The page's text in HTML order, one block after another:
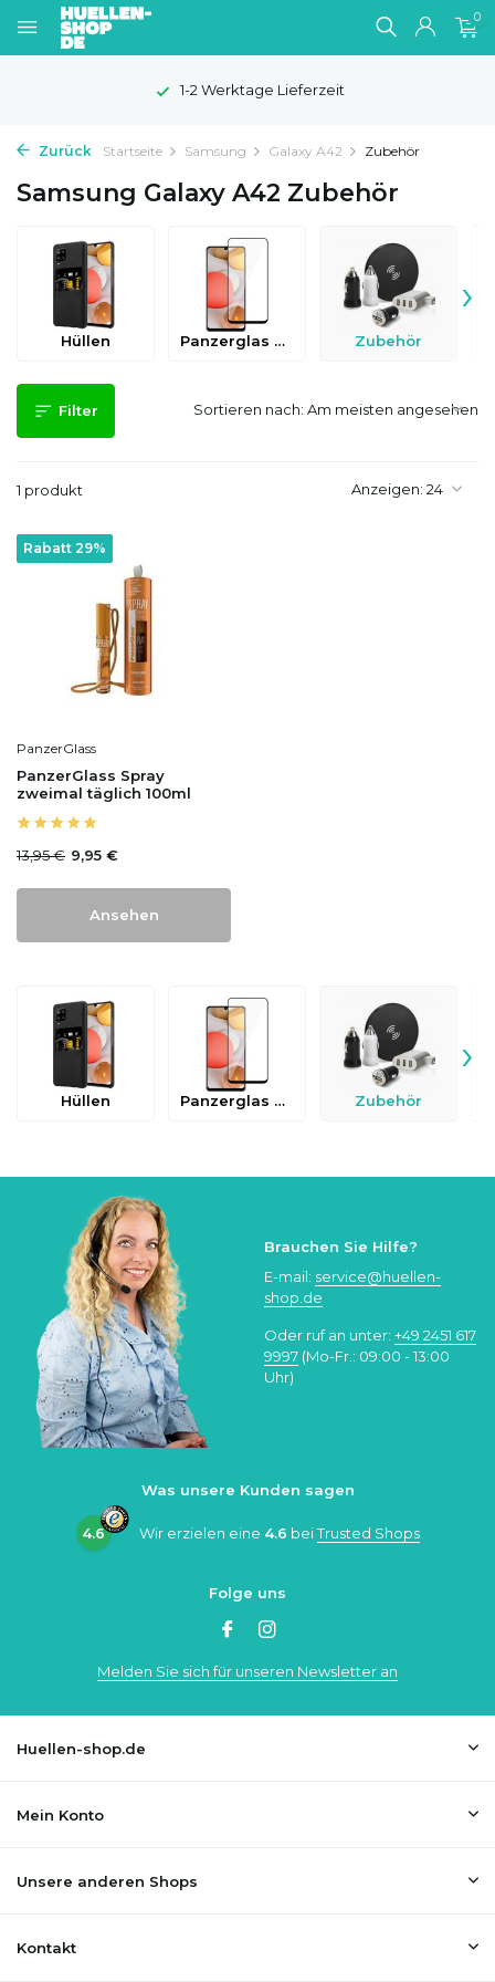
0
1-2 Werktage Lieferzeit
Zurück Startseite Samsung Galaxy A42 Zubehör
Samsung Galaxy A42 Zubehör
Hüllen Panzerglas & Schutzfolien Zubehör
›
Filter
1 produkt Anzeigen:
Sortieren nach:
Rabatt 29%
PanzerGlass
PanzerGlass Spray
zweimal täglich 100ml
13,95 € 9,95 €
Ansehen
Hüllen Panzerglas & Schutzfolien Zubehör
›
Brauchen Sie Hilfe?
E-mail: service@huellen-
shop.de
Oder ruf an unter: +49 2451 617
9997 (Mo-Fr.: 09:00 - 13:00
Uhr)
Was unsere Kunden sagen
4.6 Wir erzielen eine 4.6 beiTrusted Shops
Folge uns
Melden Sie sich für unseren Newsletter an
Huellen-shop.de
Mein Konto
Unsere anderen Shops
Kontakt